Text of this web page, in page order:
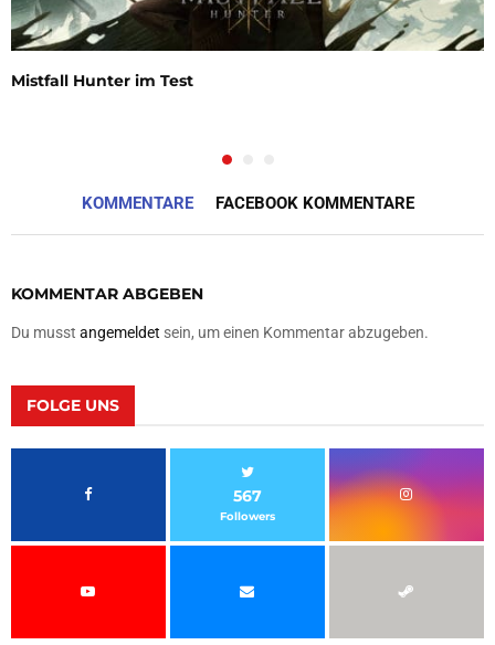
Mistfall Hunter im Test
KOMMENTARE FACEBOOK KOMMENTARE
KOMMENTAR ABGEBEN
Du musst angemeldet sein, um einen Kommentar abzugeben.
FOLGE UNS
567
Followers